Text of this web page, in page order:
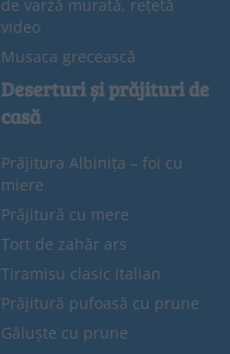
de varză murată, rețetă
video
Musaca grecească
Deserturi și prăjituri de
casă
Prăjitura Albinița – foi cu
miere
Prăjitură cu mere
Tort de zahăr ars
Tiramisu clasic italian
Prăjitură pufoasă cu prune
Găluște cu prune